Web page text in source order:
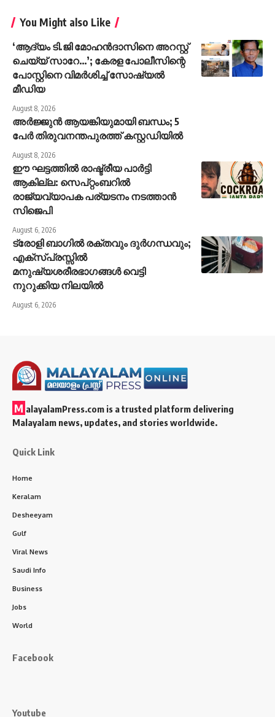
You Might also Like
‘ആദ്യം ടി.ജി മോഹന്‍ദാസിനെ അറസ്റ്റ്
ചെയ്യ് സാറേ…’; കേരള പോലീസിന്റെ
പോസ്റ്റിനെ വിമര്‍ശിച്ച് സോഷ്യല്‍
മീഡിയ
August 8, 2026
അർജ്ജുൻ ആയങ്കിയുമായി ബന്ധം; 5
പേർ തിരുവനന്തപുരത്ത് കസ്റ്റഡിയിൽ
August 8, 2026
ഈ ഘട്ടത്തിൽ രാഷ്ട്രീയ പാർട്ടി
ആകില്ല: സെപ്റ്റംബറിൽ
രാജ്യവ്യാപക പര്യടനം നടത്താൻ
സിജെപി
August 6, 2026
ട്രോളി ബാഗിൽ രക്തവും ദുർഗന്ധവും;
എക്‌സ്പ്രസ്സിൽ
മനുഷ്യശരീരഭാഗങ്ങൾ വെട്ടി
നുറുക്കിയ നിലയിൽ
August 6, 2026
M alayalamPress.com is a trusted platform delivering
Malayalam news, updates, and stories worldwide.
Quick Link
Home
Keralam
Desheeyam
Gulf
Viral News
Saudi Info
Business
Jobs
World
Facebook
Youtube